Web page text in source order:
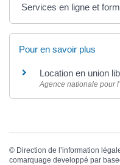
Services en ligne et
Pour en savoir plus
Location en union
Agence nationale pour
© Direction de l’information
comarquage developpé par